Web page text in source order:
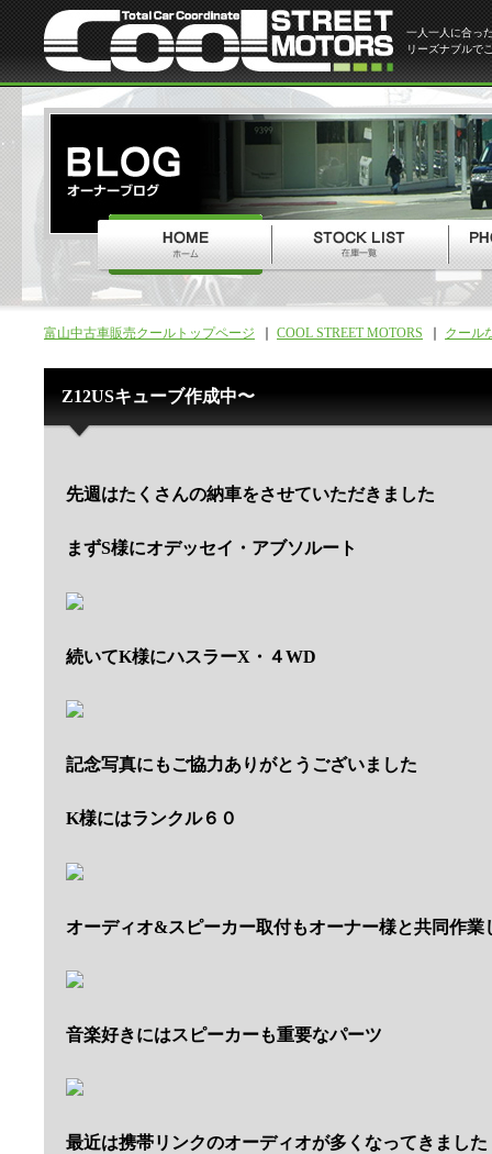
一人一人に合っ
リーズナブルで
富山中古車販売クールトップページ COOL STREET MOTORS クール
Z12USキューブ作成中〜
先週はたくさんの納車をさせていただきました
まずS様にオデッセイ・アブソルート
続いてK様にハスラーX・４WD
記念写真にもご協力ありがとうございました
K様にはランクル６０
オーディオ&スピーカー取付もオーナー様と共同作業
音楽好きにはスピーカーも重要なパーツ
最近は携帯リンクのオーディオが多くなってきました